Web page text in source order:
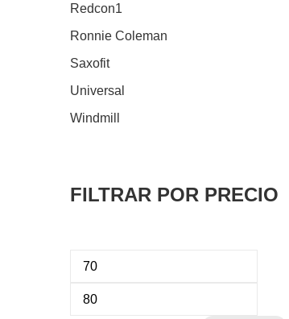
Redcon1
Ronnie Coleman
Saxofit
Universal
Windmill
FILTRAR POR PRECIO
Precio